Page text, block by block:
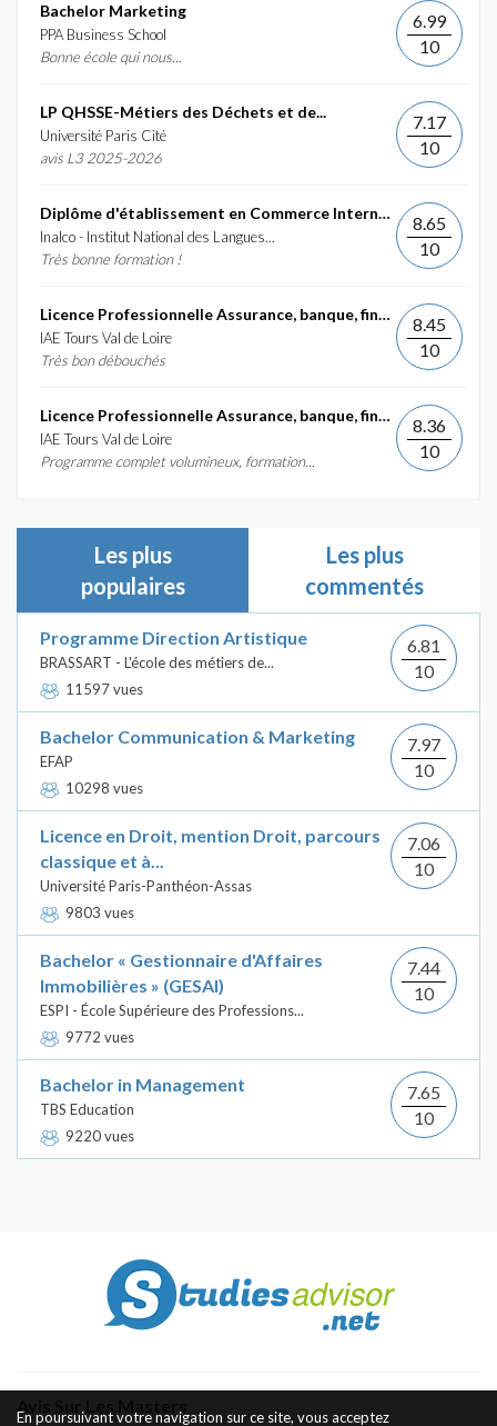
Bachelor Marketing
PPA Business School
Bonne école qui nous...
6.99
10
LP QHSSE-Métiers des Déchets et de...
Université Paris Cité
avis L3 2025-2026
7.17
10
Diplôme d'établissement en Commerce International et...
Inalco - Institut National des Langues...
Très bonne formation !
8.65
10
Licence Professionnelle Assurance, banque, finance :...
IAE Tours Val de Loire
Très bon débouchés
8.45
10
Licence Professionnelle Assurance, banque, finance :...
IAE Tours Val de Loire
Programme complet volumineux, formation...
8.36
10
Les plus
populaires
Les plus
commentés
Programme Direction Artistique
BRASSART - L'école des métiers de...
11597 vues
6.81
10
Bachelor Communication & Marketing
EFAP
10298 vues
7.97
10
Licence en Droit, mention Droit, parcours
classique et à...
Université Paris-Panthéon-Assas
9803 vues
7.06
10
Bachelor « Gestionnaire d'Affaires
Immobilières » (GESAI)
ESPI - École Supérieure des Professions...
9772 vues
7.44
10
Bachelor in Management
TBS Education
9220 vues
7.65
10
En poursuivant votre navigation sur ce site, vous acceptez